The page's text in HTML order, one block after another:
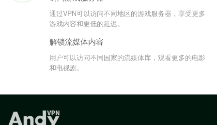
通过VPN可以访问不同地区的游戏服务器，享受更多
游戏内容和更低的延迟。
解锁流媒体内容
用户可以访问不同国家的流媒体库，观看更多的电影
和电视剧。